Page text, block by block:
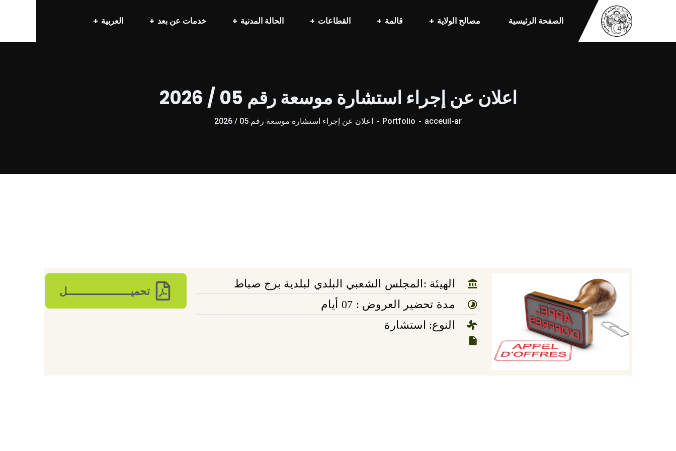
الصفحة الرئيسية مصالح الولاية قالمة القطاعات الحالة المدنية خدمات عن بعد العربية
اعلان عن إجراء استشارة موسعة رقم 05 / 2026
acceuil-ar
Portfolio اعلان عن إجراء استشارة موسعة رقم 05 / 2026
الهيئة :المجلس الشعبي البلدي لبلدية برج صباط
مدة تحضير العروض : 07 أيام
النوع: استشارة
تحميـــــــــــــــــــــل